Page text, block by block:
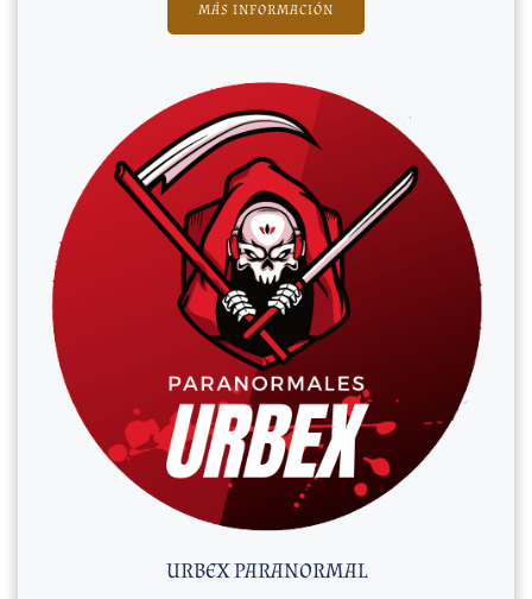
MÁS INFORMACIÓN
URBEX PARANORMAL